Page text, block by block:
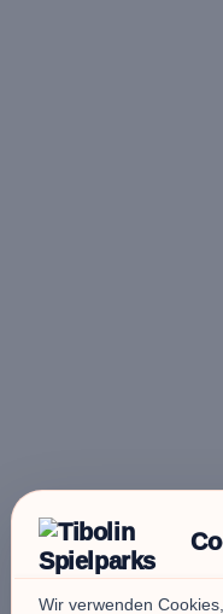
Wir verwenden